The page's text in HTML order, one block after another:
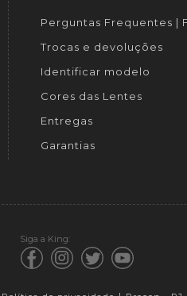
Perguntas Frequentes |
Trocas e devoluções
Identificar modelo
Cores das Lentes
Entregas
Garantias
Siga a King: